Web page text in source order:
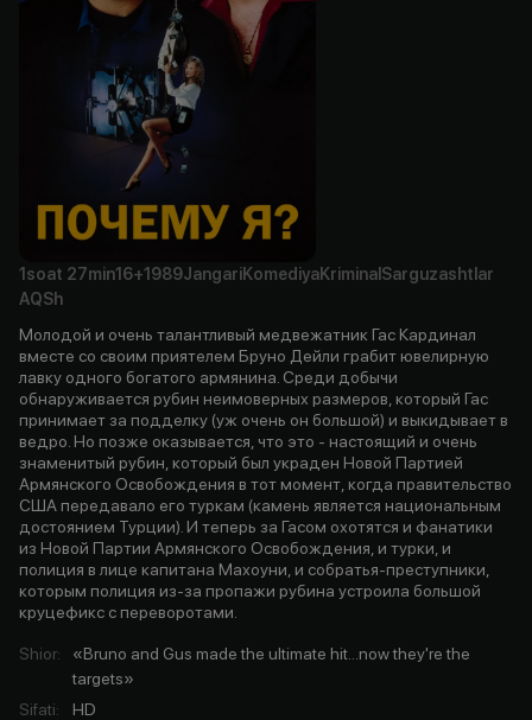
1soat 27min16+1989JangariKomediyaKriminal Sarguzashtlar
AQSh
Молодой и очень талантливый медвежатник Гас Кардинал
вместе со своим приятелем Бруно Дейли грабит ювелирную
лавку одного богатого армянина. Среди добычи
обнаруживается рубин неимоверных размеров, который Гас
принимает за подделку (уж очень он большой) и выкидывает в
ведро. Но позже оказывается, что это - настоящий и очень
знаменитый рубин, который был украден Новой Партией
Армянского Освобождения в тот момент, когда правительство
США передавало его туркам (камень является национальным
достоянием Турции). И теперь за Гасом охотятся и фанатики
из Новой Партии Армянского Освобождения, и турки, и
полиция в лице капитана Махоуни, и собратья-преступники,
которым полиция из-за пропажи рубина устроила большой
круцефикс с переворотами.
Shior:
«Bruno and Gus made the ultimate hit...now they're the
targets»
Sifati: HD